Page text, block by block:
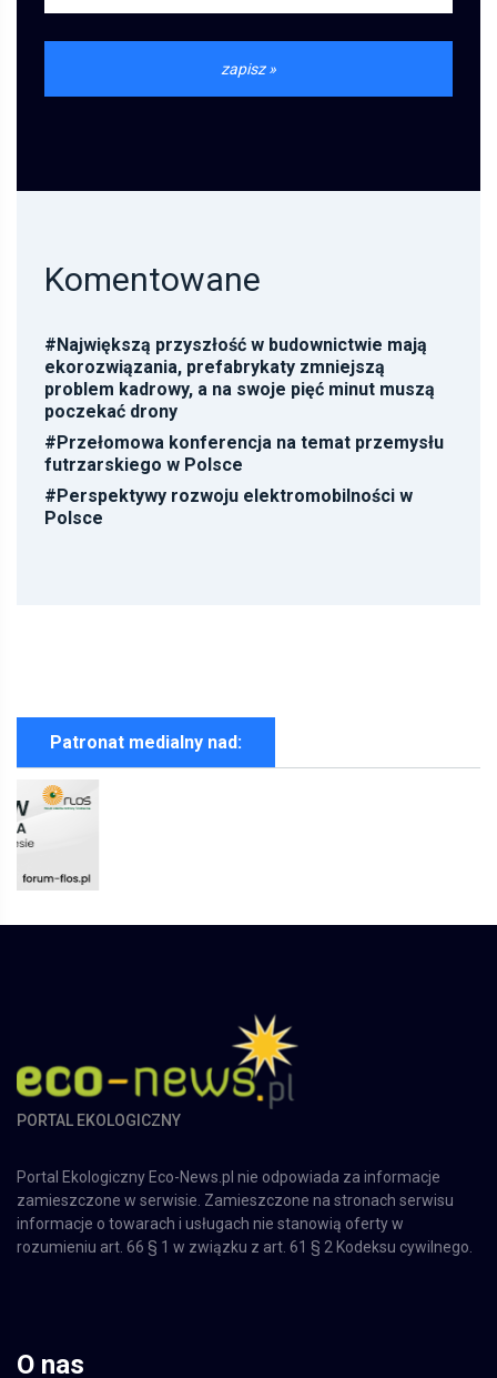
Komentowane
#Największą przyszłość w budownictwie mają
ekorozwiązania, prefabrykaty zmniejszą
problem kadrowy, a na swoje pięć minut muszą
poczekać drony
#Przełomowa konferencja na temat przemysłu
futrzarskiego w Polsce
#Perspektywy rozwoju elektromobilności w
Polsce
Patronat medialny nad:
PORTAL EKOLOGICZNY
zamieszczone w serwisie. Zamieszczone na stronach serwisu
informacje o towarach i usługach nie stanowią oferty w
rozumieniu art. 66 § 1 w związku z art. 61 § 2 Kodeksu cywilnego.
O nas